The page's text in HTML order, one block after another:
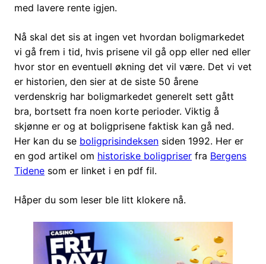
med lavere rente igjen.
Nå skal det sis at ingen vet hvordan boligmarkedet
vi gå frem i tid, hvis prisene vil gå opp eller ned eller
hvor stor en eventuell økning det vil være. Det vi vet
er historien, den sier at de siste 50 årene
verdenskrig har boligmarkedet generelt sett gått
bra, bortsett fra noen korte perioder. Viktig å
skjønne er og at boligprisene faktisk kan gå ned.
Her kan du se boligprisindeksen siden 1992. Her er
en god artikel om historiske boligpriser fra Bergens
Tidene som er linket i en pdf fil.
Håper du som leser ble litt klokere nå.